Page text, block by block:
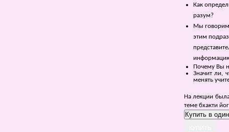
Как
разум?
Мы говорим
этим
Почему Вы
Значит ли,
менять
На лекции
теме бхакти